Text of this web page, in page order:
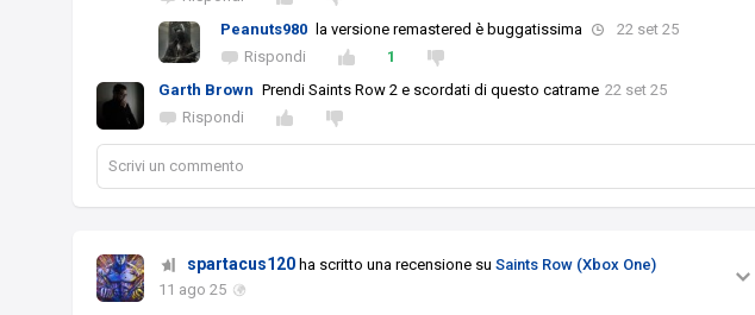
Peanuts980
la versione remastered è buggatissima
22 set 25
Rispondi
1
Garth Brown Prendi Saints Row 2 e scordati di questo catrame 22 set 25
Rispondi
Scrivi un commento
spartacus120 ha scritto una recensione suSaints Row (Xbox One)
11 ago 25